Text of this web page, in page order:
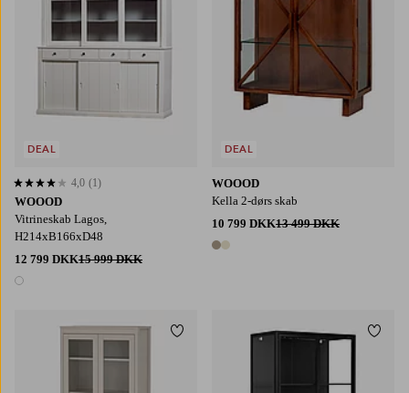
WOOOD
Vitrineskab Lagos,
H214xB166xD48
12 799 DKK15 999 DKK
1 farve
4,0 baseret på 1 bedømmelser
4,0 (1)
DEAL
WOOOD
Kella 2-dørs skab
10 799 DKK13 499 DKK
2 farver
DEAL
Tilføj til favoritter